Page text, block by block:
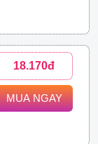
18.170đ
MUA NGAY